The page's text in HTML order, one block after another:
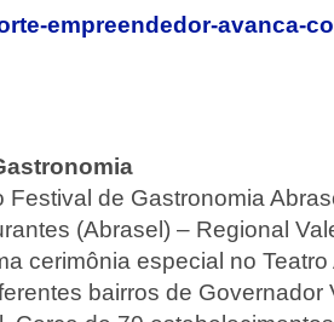
empreendedor-avanca-
de Gastronomia
(Abrasel) – Regional
cerimônia especial no
bairros de